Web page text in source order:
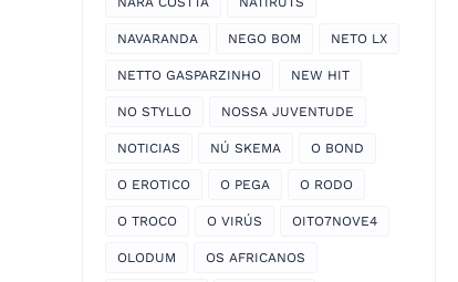
NAVARANDA NEGO BOM NETO LX
NETTO GASPARZINHO NEW HIT
NO STYLLO NOSSA JUVENTUDE
NOTICIAS NÚ SKEMA O BOND
O EROTICO O PEGA O RODO
O TROCO O VIRÚS OITO7NOVE4
OLODUM OS AFRICANOS